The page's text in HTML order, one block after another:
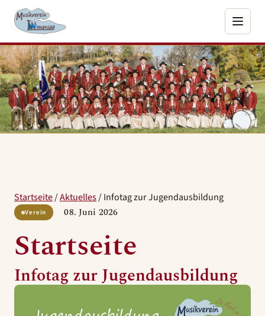
Startseite/Aktuelles/Infotag zur Jugendausbildung
Verein 08. Juni 2026
Startseite
Infotag zur Jugendausbildung